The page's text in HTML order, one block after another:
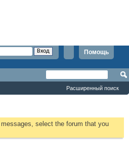
Помощь
Расширенный поиск
select the forum that you